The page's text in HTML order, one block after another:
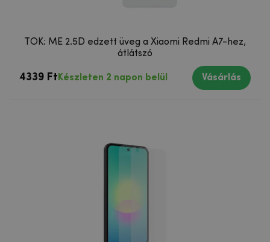
TOK: ME 2.5D edzett üveg a Xiaomi Redmi A7-hez,
átlátszó
4339 Ft Készleten 2 napon belül Vásárlás